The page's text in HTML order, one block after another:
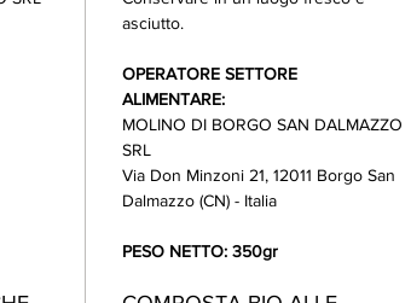
asciutto.
OPERATORE SETTORE
ALIMENTARE:
MOLINO DI BORGO SAN DALMAZZO
SRL
Via Don Minzoni 21, 12011 Borgo San
Dalmazzo (CN) - Italia
PESO NETTO: 350gr